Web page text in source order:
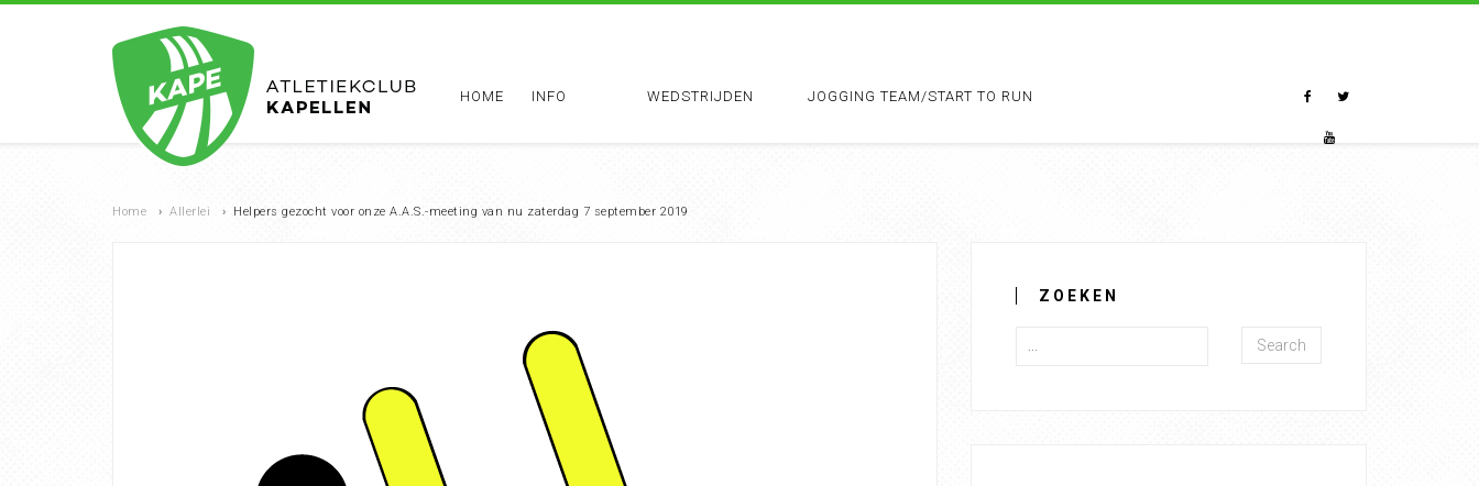
HOME INFO WEDSTRIJDEN JOGGING TEAM/START TO RUN
Home › Allerlei › Helpers gezocht voor onze A.A.S.-meeting van nu zaterdag 7 september 2019
ZOEKEN
Search